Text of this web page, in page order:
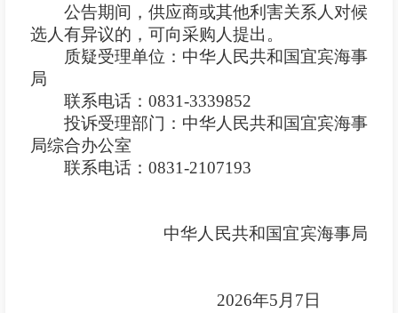
公告期间，供应商或其他利害关系人对候
选人有异议的，可向采购人提出。
质疑受理单位：中华人民共和国宜宾海事
局
联系电话： 0831-3339852
投诉受理部门：中华人民共和国宜宾海事
局综合办公室
联系电话： 0831-2107193
中华人民共和国宜宾海事局
2026年5 月 7 日